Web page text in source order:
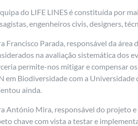
do LIFE LINES é constituída por
engenheiros civis, designers,
Francisco Parada, responsável da
na avaliação sistemática dos
permite-nos mitigar e compensar
em Biodiversidade com a
ainda.
António Mira, responsável do projeto
chave com vista a testar e